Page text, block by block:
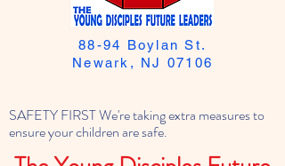
SAFETY FIRST We're taking extra measures to
ensure your children are safe.
88-94 Boylan St.
Newark, NJ 07106